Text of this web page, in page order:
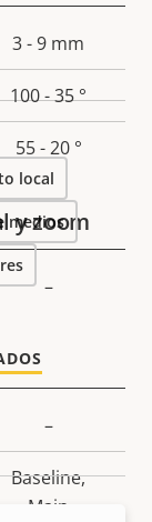
3 - 9 mm
100 - 35 °
55 - 20 °
y zoom
–
–
Baseline,
Main
local
medios